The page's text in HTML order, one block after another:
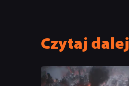
Czytaj dalej